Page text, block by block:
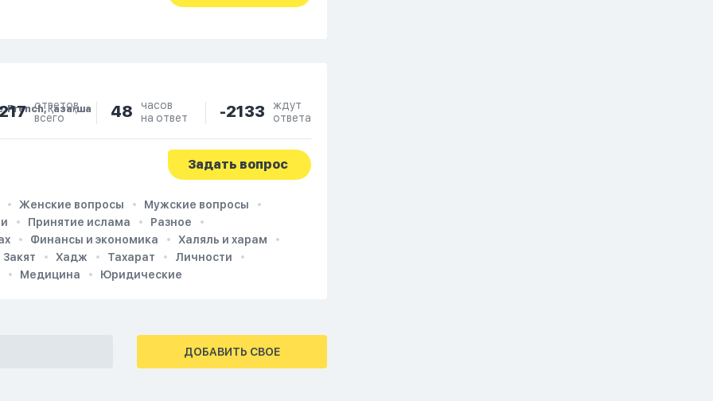
French, Қазақша
ответов
всего
48
часов
на ответ
-2133
ждут
ответа
Задать вопрос
Женские вопросы
Мужские вопросы
Принятие ислама
Разное
Финансы и экономика
Халяль и харам
Закят Хадж Тахарат
Личности
Медицина Юридические
ДОБАВИТЬ СВОЕ